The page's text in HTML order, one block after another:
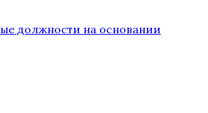
должности на основании